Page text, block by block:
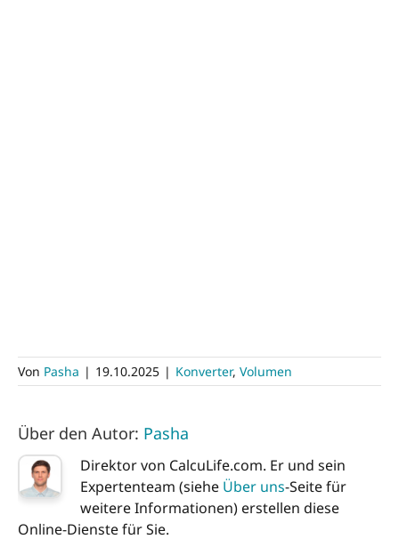
Von Pasha | 19.10.2025 | Konverter, Volumen
Über den Autor: Pasha
Direktor von CalcuLife.com. Er und sein
Expertenteam (siehe Über uns-Seite für
weitere Informationen) erstellen diese
Online-Dienste für Sie.